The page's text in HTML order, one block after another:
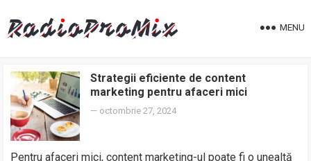
MENU
Strategii eficiente de content
marketing pentru afaceri mici
— octombrie 27, 2024
Pentru afaceri mici, content marketing-ul poate fi o unealtă